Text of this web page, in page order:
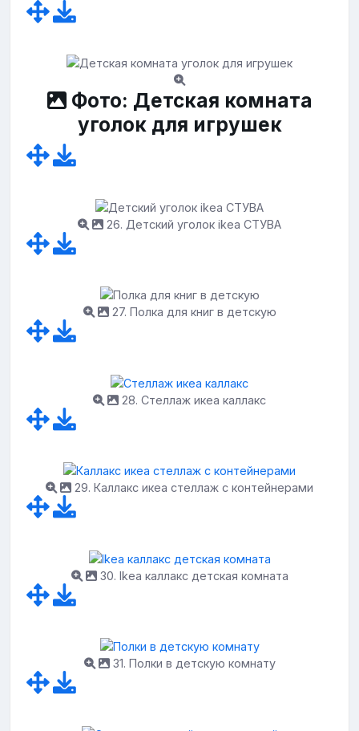
Фото: Детская комната
уголок для игрушек
26. Детский уголок ikea СТУВА
27. Полка для книг в детскую
28. Стеллаж икеа каллакс
29. Каллакс икеа стеллаж с контейнерами
30. Ikea каллакс детская комната
31. Полки в детскую комнату